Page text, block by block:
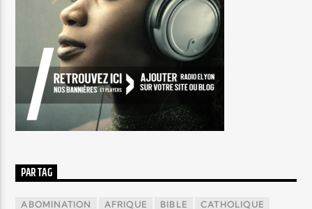
PAR TAG
ABOMINATION AFRIQUE BIBLE CATHOLIQUE